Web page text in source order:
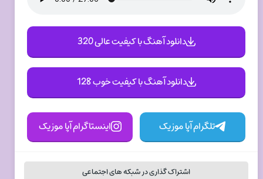
دانلود آهنگ با کیفیت عالی 320
دانلود آهنگ با کیفیت خوب 128
تلگرام آپا موزیک اینستاگرام آپا موزیک
اشتراک گذاری در شبکه های اجتماعی